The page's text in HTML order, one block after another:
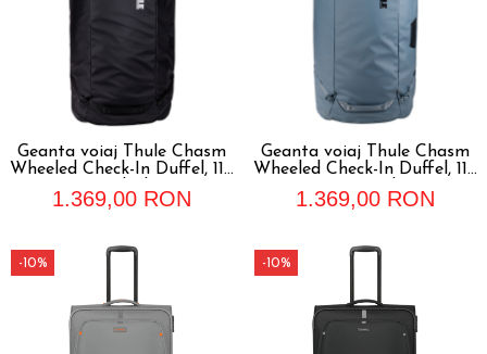
Geanta voiaj Thule Chasm
Wheeled Check-In Duffel, 110
1.369,00 RON
Geanta voiaj Thule Chasm
Wheeled Check-In Duffel, 110
1.369,00 RON
-10% -10%